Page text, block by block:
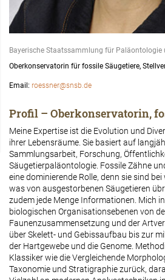
Bayerische Staatssammlung für Paläontologie
Oberkonservatorin für fossile Säugetiere,
Email: roessner@snsb.de
Profil – Oberkonservatorin,
Meine Expertise ist die Evolution und
ihrer Lebensräume. Sie basiert auf
Sammlungsarbeit, Forschung,
Säugetierpaläontologie. Fossile Zähne
eine dominierende Rolle, denn sie sind
was von ausgestorbenen Säugetieren
zudem jede Menge Informationen. Mich
biologischen Organisationsebenen von
Faunenzusammensetzung und der
über Skelett- und Gebissaufbau bis zur
der Hartgewebe und die Genome.
Klassiker wie die Vergleichende
Taxonomie und Stratigraphie zurück,